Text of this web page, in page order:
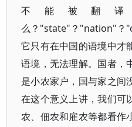
不能被翻
么？"state"？"nation"
它只有在中国的语境中才
语境，无法理解。国者，
是小农家户，国与家之间
在这个意义上讲，我们可
农、佃农和雇农等都看作